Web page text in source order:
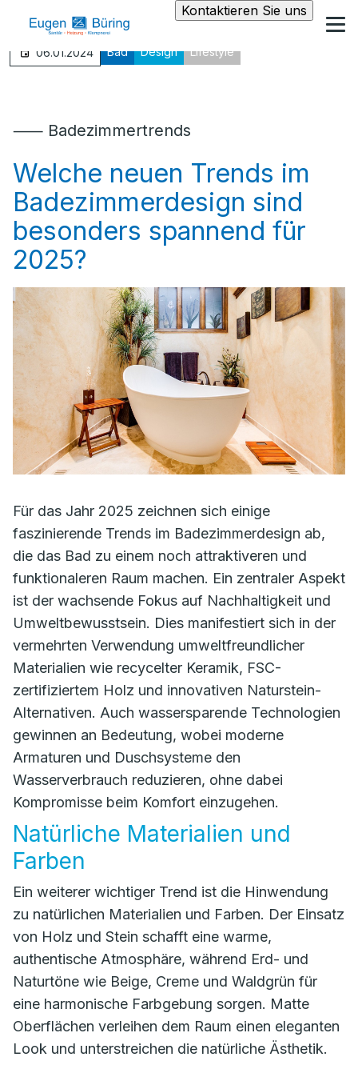
Kontaktieren Sie uns
06.01.2024 Bad Design Lifestyle
⸺ Badezimmertrends
Welche neuen Trends im
Badezimmerdesign sind
besonders spannend für
2025?
Für das Jahr 2025 zeichnen sich einige
faszinierende Trends im Badezimmerdesign ab,
die das Bad zu einem noch attraktiveren und
funktionaleren Raum machen. Ein zentraler Aspekt
ist der wachsende Fokus auf Nachhaltigkeit und
Umweltbewusstsein. Dies manifestiert sich in der
vermehrten Verwendung umweltfreundlicher
Materialien wie recycelter Keramik, FSC-
zertifiziertem Holz und innovativen Naturstein-
Alternativen. Auch wassersparende Technologien
gewinnen an Bedeutung, wobei moderne
Armaturen und Duschsysteme den
Wasserverbrauch reduzieren, ohne dabei
Kompromisse beim Komfort einzugehen.
Natürliche Materialien und
Farben
Ein weiterer wichtiger Trend ist die Hinwendung
zu natürlichen Materialien und Farben. Der Einsatz
von Holz und Stein schafft eine warme,
authentische Atmosphäre, während Erd- und
Naturtöne wie Beige, Creme und Waldgrün für
eine harmonische Farbgebung sorgen. Matte
Oberflächen verleihen dem Raum einen eleganten
Look und unterstreichen die natürliche Ästhetik.